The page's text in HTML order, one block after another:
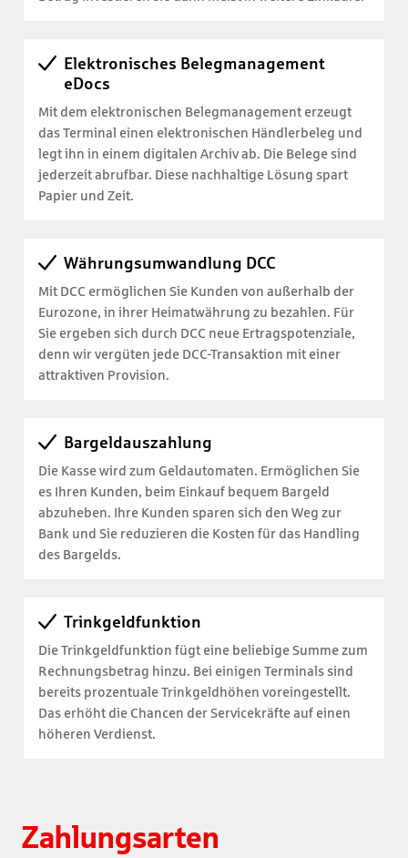
Elektronisches Belegmanagement
eDocs
Mit dem elektronischen Belegmanagement erzeugt
das Terminal einen elektronischen Händlerbeleg und
legt ihn in einem digitalen Archiv ab. Die Belege sind
jederzeit abrufbar. Diese nachhaltige Lösung spart
Papier und Zeit.
Währungsumwandlung DCC
Mit DCC ermöglichen Sie Kunden von außerhalb der
Eurozone, in ihrer Heimatwährung zu bezahlen. Für
Sie ergeben sich durch DCC neue Ertragspotenziale,
denn wir vergüten jede DCC-Transaktion mit einer
attraktiven Provision.
Bargeldauszahlung
Die Kasse wird zum Geldautomaten. Ermöglichen Sie
es Ihren Kunden, beim Einkauf bequem Bargeld
abzuheben. Ihre Kunden sparen sich den Weg zur
Bank und Sie reduzieren die Kosten für das Handling
des Bargelds.
Trinkgeldfunktion
Die Trinkgeldfunktion fügt eine beliebige Summe zum
Rechnungsbetrag hinzu. Bei einigen Terminals sind
bereits prozentuale Trinkgeldhöhen voreingestellt.
Das erhöht die Chancen der Servicekräfte auf einen
höheren Verdienst.
Zahlungsarten